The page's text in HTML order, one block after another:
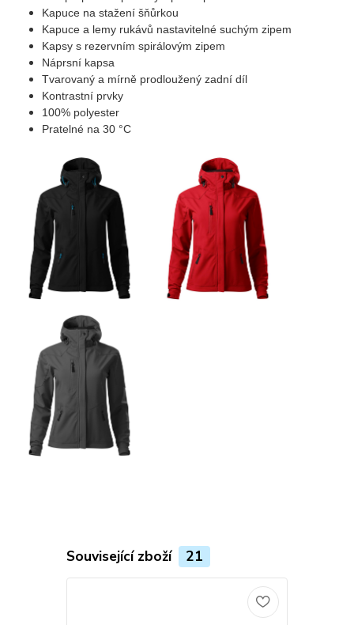
Kapuce na stažení šňůrkou
Kapuce a lemy rukávů nastavitelné suchým zipem
Kapsy s rezervním spirálovým zipem
Náprsní kapsa
Tvarovaný a mírně prodloužený zadní díl
Kontrastní prvky
100% polyester
Pratelné na 30 °C
Související zboží 21